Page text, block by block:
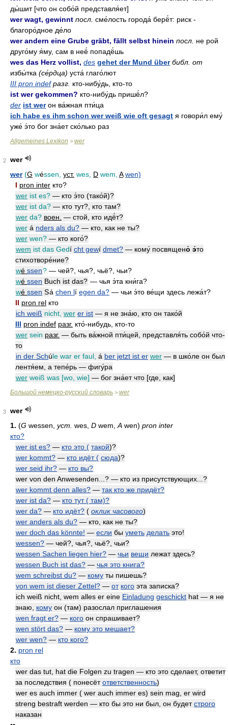
ды́шит [что он собо́й представля́ет]
wer wagt, gewinnt посл. сме́лость города́ берё́т: риск -
благоро́дное де́ло
wer andern eine Grube gräbt, fällt selbst hinein посл. не рой
друго́му я́му, сам в неё́ попадё́шь
wes das Herz vollist, des gehet der Mund über библ. от
избы́тка (се́рдца) уста́ глаго́лют
III pron indef разг. кто-нибу́дь, кто-то
ist wer gekommen? кто-нибу́дь пришё́л?
der ist werон ва́жная пти́ца
ich habe es ihm schon wer weiß wie oft gesagt я говори́л ему́
уже́ э́то бог зна́ет ско́лько раз
Allgemeines Lexikon > wer
2
wer
wer (G wéssen, уст. wes, D wem, A wen)
I pron inter кто?
wer ist es? — кто э́то (тако́й)?
wer ist da? — кто тут?, кто там?
wer da? воен. — стой, кто идё́т?
wer á nders als du? — кто, как не ты?
wer wen? — кто кого́?
wem ist das Gedí cht gewí dmet? — кому́ посвящено́ э́то
стихотворе́ние?
wé ssen? — чей?, чья?, чьё?, чьи?
wé ssen Buch ist das? — чья э́та кни́га?
wé ssen Sá chen lí egen da? — чьи э́то ве́щи здесь лежа́т?
II pron rel кто
ich weiß nicht, wer er ist — я не зна́ю, кто он тако́й
III pron indef разг. кто́-нибудь, кто-то
wer sein разг. — быть ва́жной пти́цей, представля́ть собо́й что-
то
in der Schúle war er faul, á ber jetzt ist er wer — в шко́ле он был
лентя́ем, а тепе́рь — фигу́ра
wer weiß was [wo, wie] — бог зна́ет что [где, как]
Большой немецко-русский словарь > wer
3
wer
1. (G wessen, уст. wes, D wem, A wen) pron inter
кто?
wer ist es? — кто это ( такой)?
wer kommt? — кто идёт ( сюда)?
wer seid ihr? — кто вы?
wer von den Anwesenden...? — кто из присутствующих...?
wer kommt denn alles? — так кто же придёт?
wer ist da? — кто тут ( там)?
wer da? — кто идёт? ( оклик часового)
wer anders als du? — кто, как не ты?
wer doch das könnte! — если бы уметь делать это!
wessen? — чей?, чья?, чьё?, чьи?
wessen Sachen liegen hier? — чьи вещи лежат здесь?
wessen Buch ist das? — чья это книга?
wem schreibst du? — кому ты пишешь?
von wem ist dieser Zettel? — от кого эта записка?
ich weiß nicht, wem alles er eine Einladung geschickt hat — я не
знаю, кому он (там) разослал приглашения
wen fragt er? — кого он спрашивает?
wen stört das? — кому это мешает?
wer wen? — кто кого?
2. pron rel
кто
wer das tut, hat die Folgen zu tragen — кто это сделает, ответит
за последствия ( понесётответственность)
wer es auch immer ( wer auch immer es) sein mag, er wird
streng bestraft werden — кто бы это ни был, он будетстрого
наказан